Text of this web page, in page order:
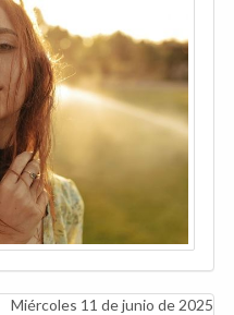
Miércoles 11 de junio de 2025